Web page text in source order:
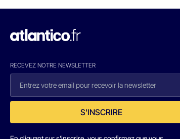
RECEVEZ NOTRE NEWSLETTER
S'INSCRIRE